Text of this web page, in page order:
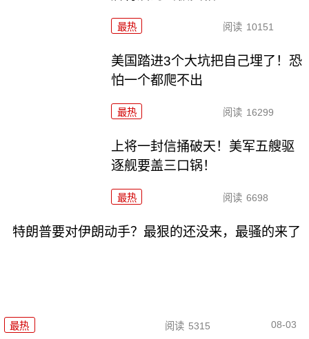
最热 阅读 10151
美国踏进3个大坑把自己埋了！恐
怕一个都爬不出
最热 阅读 16299
上将一封信捅破天！美军五艘驱
逐舰要盖三口锅！
最热 阅读 6698
特朗普要对伊朗动手？最狠的还没来，最骚的来了
最热 阅读 5315 08-03